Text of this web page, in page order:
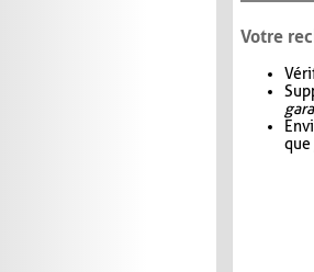
Votre
que